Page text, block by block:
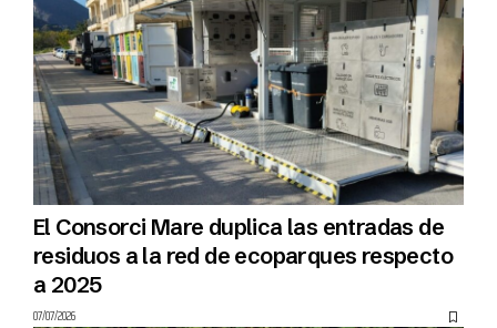
El Consorci Mare duplica las entradas de
residuos a la red de ecoparques respecto
a 2025
07/07/2026